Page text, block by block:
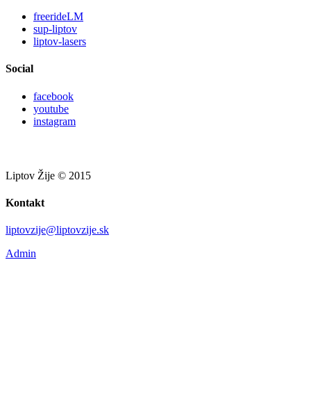
freerideLM
sup-liptov
liptov-lasers
Social
facebook
youtube
instagram
Liptov Žije © 2015
Kontakt
liptovzije@liptovzije.sk
Admin